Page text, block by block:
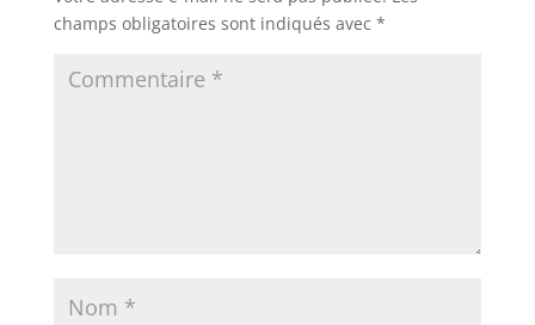
champs obligatoires sont indiqués avec *